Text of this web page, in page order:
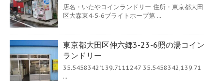
店名・いたやコインランドリー 住所・東京都大田
区大森東4-5-6ブライトホープ第 ...
東京都大田区仲六郷3-23-6照の湯コイン
ランドリー
35.5458342"139.7111247 35.5458342,139.71
...